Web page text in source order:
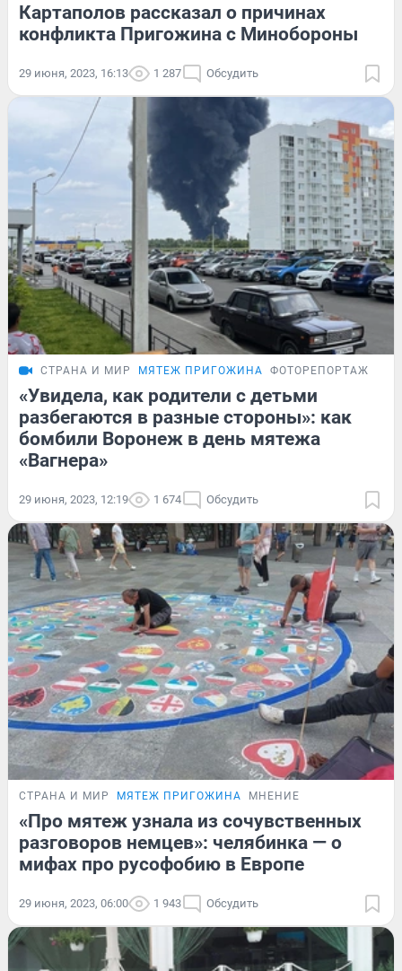
Картаполов рассказал о причинах
конфликта Пригожина с Минобороны
29 июня, 2023, 16:13 1 287 Обсудить
СТРАНА И МИР МЯТЕЖ ПРИГОЖИНА ФОТОРЕПОРТАЖ
«Увидела, как родители с детьми
разбегаются в разные стороны»: как
бомбили Воронеж в день мятежа
«Вагнера»
29 июня, 2023, 12:19 1 674 Обсудить
СТРАНА И МИР МЯТЕЖ ПРИГОЖИНА МНЕНИЕ
«Про мятеж узнала из сочувственных
разговоров немцев»: челябинка — о
мифах про русофобию в Европе
29 июня, 2023, 06:00 1 943 Обсудить